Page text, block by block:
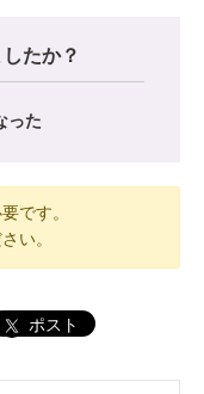
たか？
った
です。
い。
ポスト